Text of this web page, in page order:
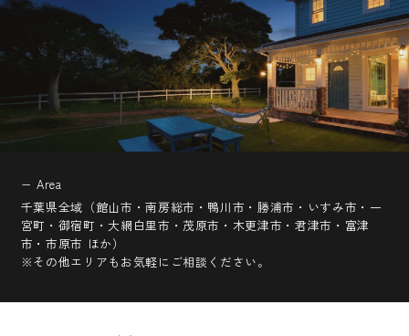
− Area
千葉県全域（館山市・南房総市・鴨川市・勝浦市・いすみ市・一
宮町・御宿町・大網白里市・茂原市・木更津市・君津市・富津
市・市原市 ほか）
※その他エリアもお気軽にご相談ください。